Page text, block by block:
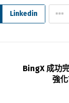
Linkedin
BingX 成功
強